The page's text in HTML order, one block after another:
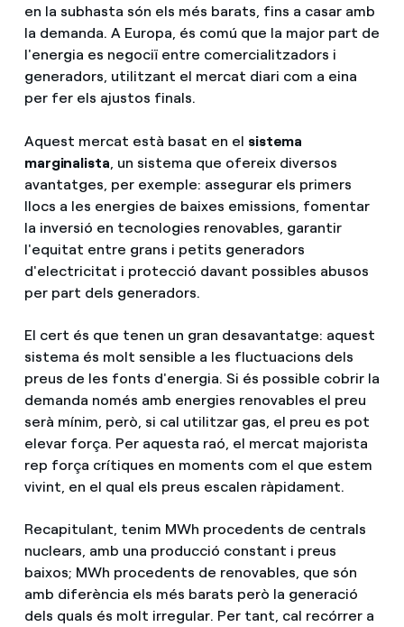
en la subhasta són els més barats, fins a casar amb
la demanda. A Europa, és comú que la major part de
l'energia es negociï entre comercialitzadors i
generadors, utilitzant el mercat diari com a eina
per fer els ajustos finals.
Aquest mercat està basat en el sistema
marginalista , un sistema que ofereix diversos
avantatges, per exemple: assegurar els primers
llocs a les energies de baixes emissions, fomentar
la inversió en tecnologies renovables, garantir
l'equitat entre grans i petits generadors
d'electricitat i protecció davant possibles abusos
per part dels generadors.
El cert és que tenen un gran desavantatge: aquest
sistema és molt sensible a les fluctuacions dels
preus de les fonts d'energia. Si és possible cobrir la
demanda només amb energies renovables el preu
serà mínim, però, si cal utilitzar gas, el preu es pot
elevar força. Per aquesta raó, el mercat majorista
rep força crítiques en moments com el que estem
vivint, en el qual els preus escalen ràpidament.
Recapitulant, tenim MWh procedents de centrals
nuclears, amb una producció constant i preus
baixos; MWh procedents de renovables, que són
amb diferència els més barats però la generació
dels quals és molt irregular. Per tant, cal recórrer a